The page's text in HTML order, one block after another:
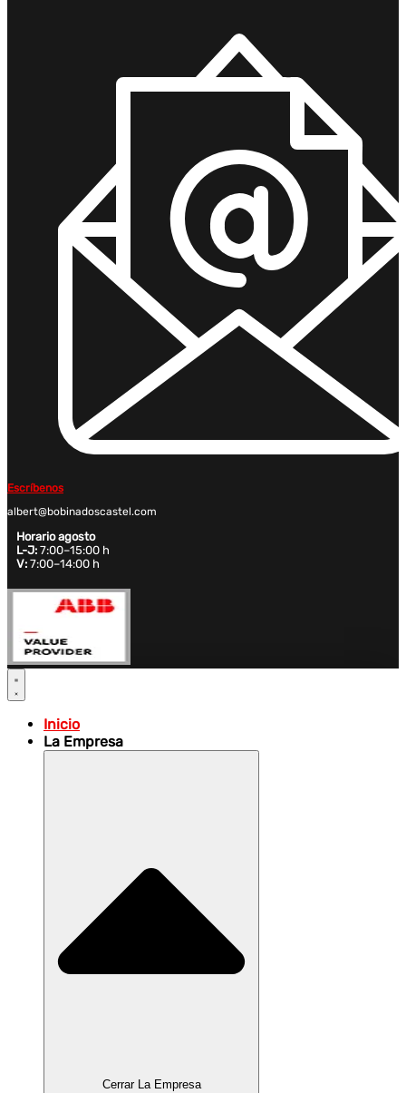
Escríbenos
albert@bobinadoscastel.com
Horario agosto
L-J: 7:00–15:00 h
V: 7:00–14:00 h
Inicio
La Empresa
Cerrar La Empresa